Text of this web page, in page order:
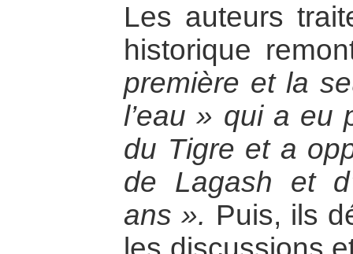
Les auteurs
historique
première et la
l’eau » qui a eu
du Tigre et a
de Lagash et
ans ». Puis, ils